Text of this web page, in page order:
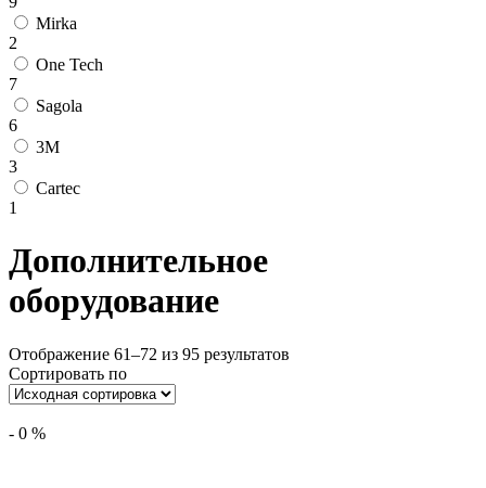
Mirka
2
One Tech
7
Sagola
6
3M
3
Cartec
1
Дополнительное
оборудование
Отображение 61–72 из 95 результатов
Сортировать по
- 0 %